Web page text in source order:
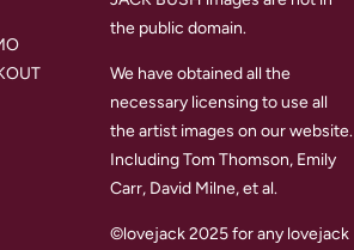
the public domain.
We have obtained all the
necessary licensing to use all
the artist images on our website.
Including Tom Thomson, Emily
Carr, David Milne, et al.
©lovejack 2025 for any lovejack